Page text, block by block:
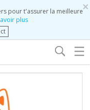
×
pour t'assurer la meilleure
plus
☰